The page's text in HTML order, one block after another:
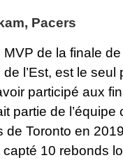
Pacers
MVP de la finale
l’Est, est le seul
participé aux
partie de l’équipe
de Toronto en
capté 10 rebonds